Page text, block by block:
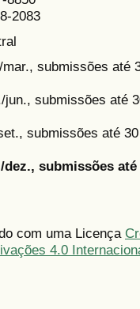
2083
submissões até
jun., submissões até
submissões até
submissões
com uma Licença
4.0